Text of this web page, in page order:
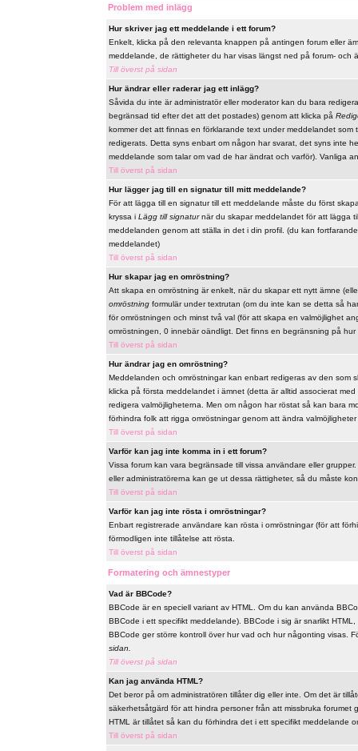
Problem med inlägg
Hur skriver jag ett meddelande i ett forum?
Enkelt, klicka på den relevanta knappen på antingen forum eller
meddelande, de rättigheter du har visas längst ned på forum- och
Till överst på sidan
Hur ändrar eller raderar jag ett inlägg?
Såvida du inte är administratör eller moderator kan du bara
begränsad tid efter det att det postades) genom att klicka på
kommer det att finnas en förklarande text under meddelandet
redigerats. Detta syns enbart om någon har svarat, det syns inte
meddelande som talar om vad de har ändrat och varför). Vanliga
Till överst på sidan
Hur lägger jag till en signatur till mitt meddelande?
För att lägga till en signatur till ett meddelande måste du först
kryssa i Lägg till signaturnär du skapar meddelandet för att lägga
meddelanden genom att ställa in det i din profil. (du kan
meddelandet)
Till överst på sidan
Hur skapar jag en omröstning?
Att skapa en omröstning är enkelt, när du skapar ett nytt ämne
omröstningformulär under textrutan (om du inte kan se detta så
för omröstningen och minst två val (för att skapa en valmöjlighet
omröstningen, 0 innebär oändligt. Det finns en begränsning på
Till överst på sidan
Hur ändrar jag en omröstning?
Meddelanden och omröstningar kan enbart redigeras av den som
klicka på första meddelandet i ämnet (detta är alltid associerat
redigera valmöjligheterna. Men om någon har röstat så kan bara
förhindra folk att rigga omröstningar genom att ändra
Till överst på sidan
Varför kan jag inte komma in i ett forum?
Vissa forum kan vara begränsade till vissa användare eller
eller administratörerna kan ge ut dessa rättigheter, så du måste
Till överst på sidan
Varför kan jag inte rösta i omröstningar?
Enbart registrerade användare kan rösta i omröstningar (för att
förmodligen inte tillåtelse att rösta.
Till överst på sidan
Formatering och ämnestyper
Vad är BBCode?
BBCode är en speciell variant av HTML. Om du kan använda
BBCode i ett specifikt meddelande). BBCode i sig är snarlikt
BBCode ger större kontroll över hur vad och hur någonting visas.
sidan.
Till överst på sidan
Kan jag använda HTML?
Det beror på om administratören tillåter dig eller inte. Om det är
säkerhetsåtgärd för att hindra personer från att missbruka
HTML är tillåtet så kan du förhindra det i ett specifikt meddelande
Till överst på sidan